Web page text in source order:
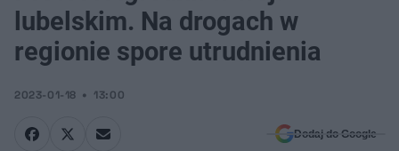
lubelskim. Na drogach w
regionie spore utrudnienia
2023-01-18 13:00
Dodaj do Google